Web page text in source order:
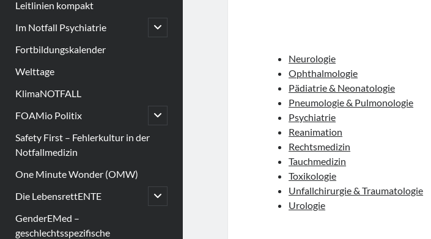
Leitlinien kompakt
Im Notfall Psychiatrie
open
child
Fortbildungskalender
Welttage
KlimaNOTFALL
FOAMio Politix
open
child
Safety First – Fehlerkultur in der
Notfallmedizin
One Minute Wonder (OMW)
Die LebensrettENTE
open
child
GenderEMed –
geschlechtsspezifische
Neurologie
Ophthalmologie
Pädiatrie & Neonatologie
Pneumologie & Pulmonologie
Psychiatrie
Reanimation
Rechtsmedizin
Tauchmedizin
Toxikologie
Unfallchirurgie & Traumatologie
Urologie